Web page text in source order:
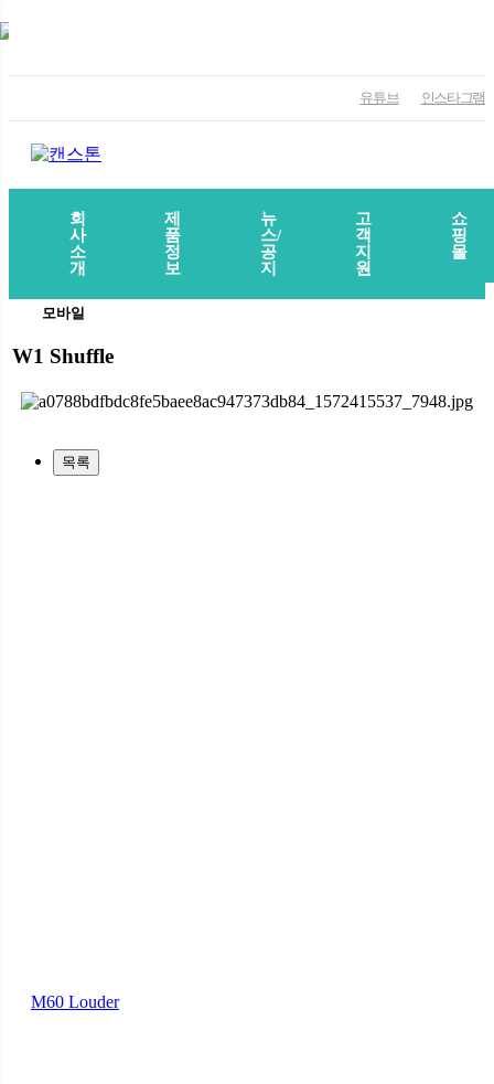
유튜브 인스타그램
회
사
소
개
제
품
정
보
뉴
스/
공
지
고
객
지
원
쇼
핑
몰
모바일
W1 Shuffle
목록
M60 Louder